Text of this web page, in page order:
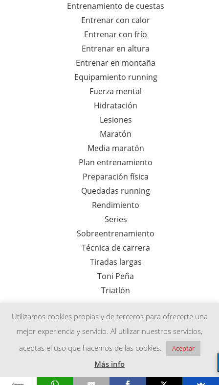
Entrenamiento de cuestas
Entrenar con calor
Entrenar con frío
Entrenar en altura
Entrenar en montaña
Equipamiento running
Fuerza mental
Hidratación
Lesiones
Maratón
Media maratón
Plan entrenamiento
Preparación física
Quedadas running
Rendimiento
Series
Sobreentrenamiento
Técnica de carrera
Tiradas largas
Toni Peña
Triatlón
Afiliados
Renovación cuota entrenamiento
Utilizamos cookies propias y de terceros para ofrecerte una
mejor experiencia y servicio. Al utilizar nuestros servicios,
aceptas el uso que hacemos de las cookies.
Aceptar
Más info